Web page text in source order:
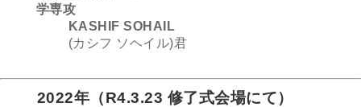
学専攻
KASHIF SOHAIL
(カシフ ソヘイル)君
2022年（R4.3.23 修了式会場にて）